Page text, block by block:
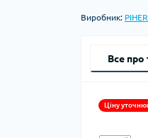
Виробник: PIHER
Все про
Ціну